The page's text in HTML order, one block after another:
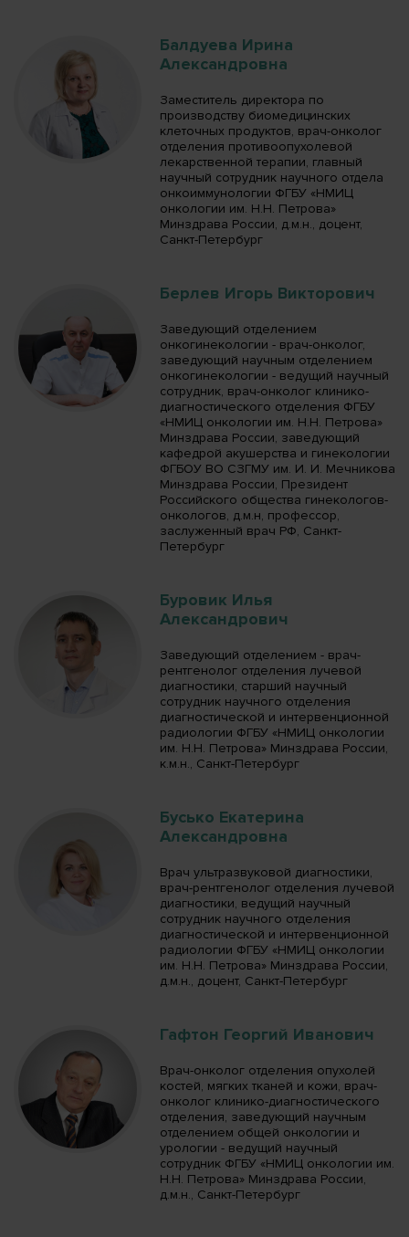
Балдуева Ирина
Александровна
Заместитель директора по
производству биомедицинских
клеточных продуктов, врач-онколог
отделения противоопухолевой
лекарственной терапии, главный
научный сотрудник научного отдела
онкоиммунологии ФГБУ «НМИЦ
онкологии им. Н.Н. Петрова»
Минздрава России, д.м.н., доцент,
Санкт-Петербург
Берлев Игорь Викторович
Заведующий отделением
онкогинекологии - врач-онколог,
заведующий научным отделением
онкогинекологии - ведущий научный
сотрудник, врач-онколог клинико-
диагностического отделения ФГБУ
«НМИЦ онкологии им. Н.Н. Петрова»
Минздрава России, заведующий
кафедрой акушерства и гинекологии
ФГБОУ ВО СЗГМУ им. И. И. Мечникова
Минздрава России, Президент
Российского общества гинекологов-
онкологов, д.м.н, профессор,
заслуженный врач РФ, Санкт-
Петербург
Буровик Илья
Александрович
Заведующий отделением - врач-
рентгенолог отделения лучевой
диагностики, старший научный
сотрудник научного отделения
диагностической и интервенционной
радиологии ФГБУ «НМИЦ онкологии
им. Н.Н. Петрова» Минздрава России,
к.м.н., Санкт-Петербург
Бусько Екатерина
Александровна
Врач ультразвуковой диагностики,
врач-рентгенолог отделения лучевой
диагностики, ведущий научный
сотрудник научного отделения
диагностической и интервенционной
радиологии ФГБУ «НМИЦ онкологии
им. Н.Н. Петрова» Минздрава России,
д.м.н., доцент, Санкт-Петербург
Гафтон Георгий Иванович
Врач-онколог отделения опухолей
костей, мягких тканей и кожи, врач-
онколог клинико-диагностического
отделения, заведующий научным
отделением общей онкологии и
урологии - ведущий научный
сотрудник ФГБУ «НМИЦ онкологии им.
Н.Н. Петрова» Минздрава России,
д.м.н., Санкт-Петербург